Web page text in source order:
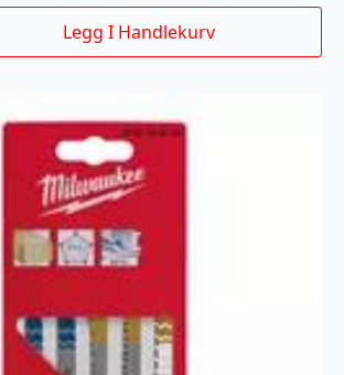
Legg I Handlekurv